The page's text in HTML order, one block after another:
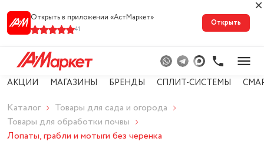
Открыть в приложении «АстМарке‪т‬»
41
Открыть
АКЦИИ МАГАЗИНЫ БРЕНДЫ СПЛИТ-СИСТЕМЫ
Каталог
Товары для сада и огорода
Товары для обработки почвы
Лопаты, грабли и мотыги без черенка